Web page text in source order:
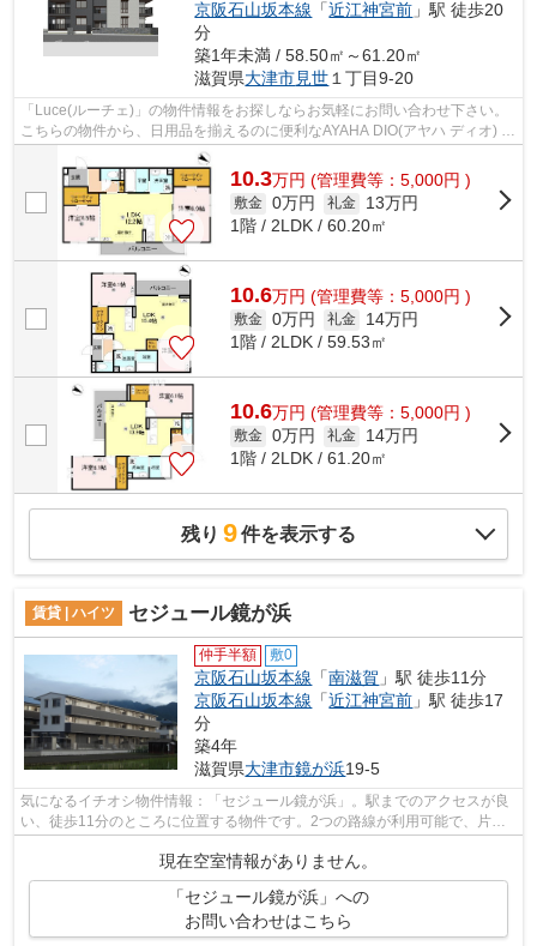
京阪石山坂本線 「近江神宮前 」駅 徒歩20
分
築1年未満 / 58.50㎡～61.20㎡
滋賀県大津市見世 １丁目9-20
「Luce(ルーチェ)」の物件情報をお探しならお気軽にお問い合わせ下さい。
こちらの物件から、日用品を揃えるのに便利なAYAHA DIO(アヤハ ディオ) 西
大津店まで徒歩6分です。こちらの物...
10.3万円 (管理費等：5,000円 )
敷金 0万円 礼金
13万円
1階 / 2LDK / 60.20㎡
10.6万円 (管理費等：5,000円 )
敷金 0万円 礼金
14万円
1階 / 2LDK / 59.53㎡
10.6万円 (管理費等：5,000円 )
敷金 0万円 礼金
14万円
1階 / 2LDK / 61.20㎡
残り 9件を表示する
賃貸 | ハイツ セジュール鏡が浜
仲手半額 敷0
京阪石山坂本線 「南滋賀 」駅 徒歩11分
京阪石山坂本線 「近江神宮前 」駅 徒歩17
分
築4年
滋賀県大津市鏡が浜19-5
気になるイチオシ物件情報：「セジュール鏡が浜」。駅までのアクセスが良
い、徒歩11分のところに位置する物件です。2つの路線が利用可能で、片方
の路線にトラブルがあっても別ルートが...
現在空室情報がありません。
「セジュール鏡が浜」への
お問い合わせはこちら